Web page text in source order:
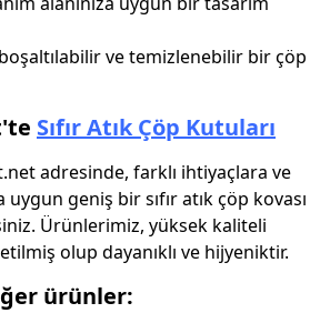
ve temizlenebilir bir çöp
Sıfır Atık Çöp Kutuları
adresinde, farklı ihtiyaçlara ve
uygun geniş bir sıfır atık çöp kovası
Ürünlerimiz, yüksek kaliteli
olup dayanıklı ve hijyeniktir.
ürünler: